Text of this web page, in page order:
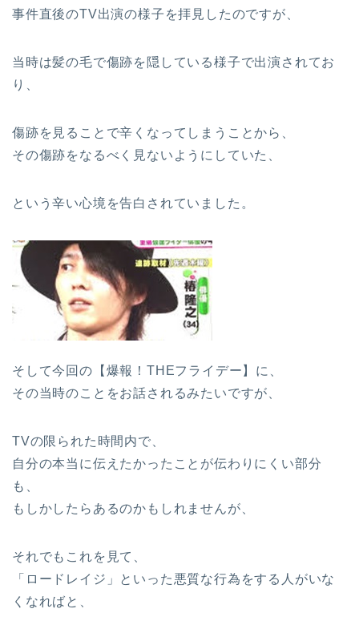
事件直後のTV出演の様子を拝見したのですが、
当時は髪の毛で傷跡を隠している様子で出演されてお
り、
傷跡を見ることで辛くなってしまうことから、
その傷跡をなるべく見ないようにしていた、
という辛い心境を告白されていました。
そして今回の【爆報！THEフライデー】に、
その当時のことをお話されるみたいですが、
TVの限られた時間内で、
自分の本当に伝えたかったことが伝わりにくい部分
も、
もしかしたらあるのかもしれませんが、
それでもこれを見て、
「ロードレイジ」といった悪質な行為をする人がいな
くなればと、